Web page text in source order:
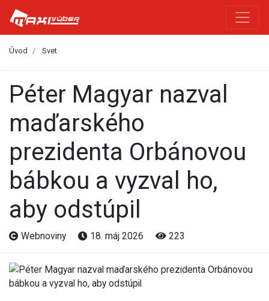
Úvod Svet
Péter Magyar nazval
maďarského
prezidenta Orbánovou
bábkou a vyzval ho,
aby odstúpil
Webnoviny 18. máj 2026 223